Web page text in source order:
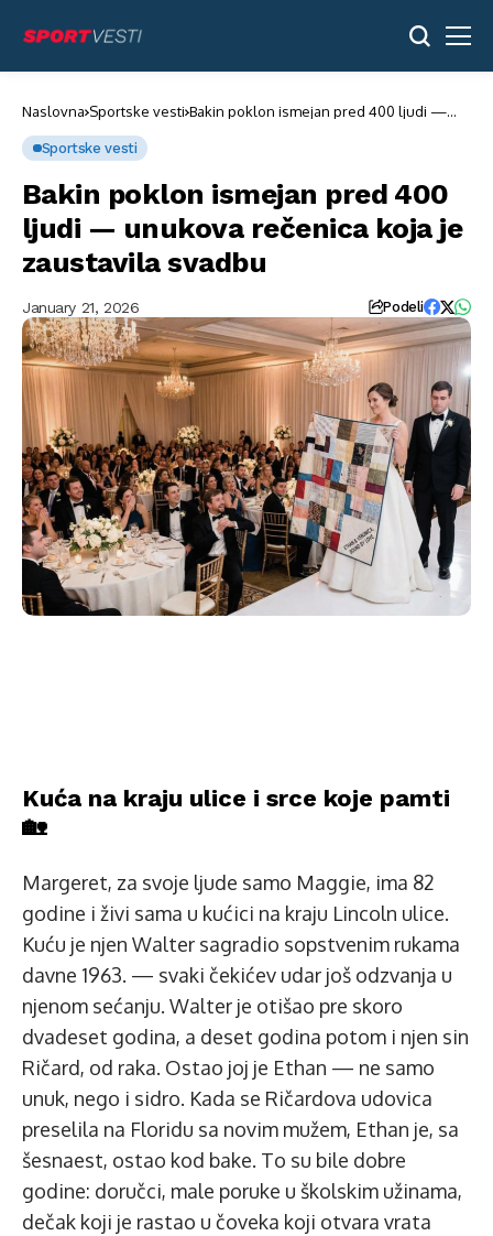
Naslovna Sportske vesti Bakin poklon ismejan pred 400 ljudi —
Sportske vesti
Bakin poklon ismejan pred 400
ljudi — unukova rečenica koja je
zaustavila svadbu
January 21, 2026 Podeli
Kuća na kraju ulice i srce koje pamti
🏡
Margeret, za svoje ljude samo Maggie, ima 82
godine i živi sama u kućici na kraju Lincoln ulice.
Kuću je njen Walter sagradio sopstvenim rukama
davne 1963. — svaki čekićev udar još odzvanja u
njenom sećanju. Walter je otišao pre skoro
dvadeset godina, a deset godina potom i njen sin
Ričard, od raka. Ostao joj je Ethan — ne samo
unuk, nego i sidro. Kada se Ričardova udovica
preselila na Floridu sa novim mužem, Ethan je, sa
šesnaest, ostao kod bake. To su bile dobre
godine: doručci, male poruke u školskim užinama,
dečak koji je rastao u čoveka koji otvara vrata